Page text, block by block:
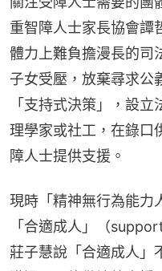
重智障人士家長協會譚
體力上難負擔漫長的司
子女受壓，放棄尋求公
「支持式決策」，設
理學家或社工，在錄口
障人士提供支援。
現時「精神無行為能力
「合適成人」（
莊子慧說「合適成人」